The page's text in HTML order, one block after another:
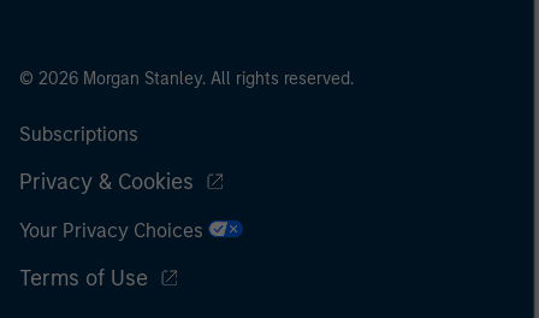
institutions internationales et supranationales comme
organisations internationales similaires agissant pour
peut ne pas être définie par l'autorité de réglementation
de l'État depuis lequel le site web est consulté.
© 2026 Morgan Stanley. All rights reserved.
Subscriptions
Privacy & Cookies
Your Privacy Choices
Terms of Use